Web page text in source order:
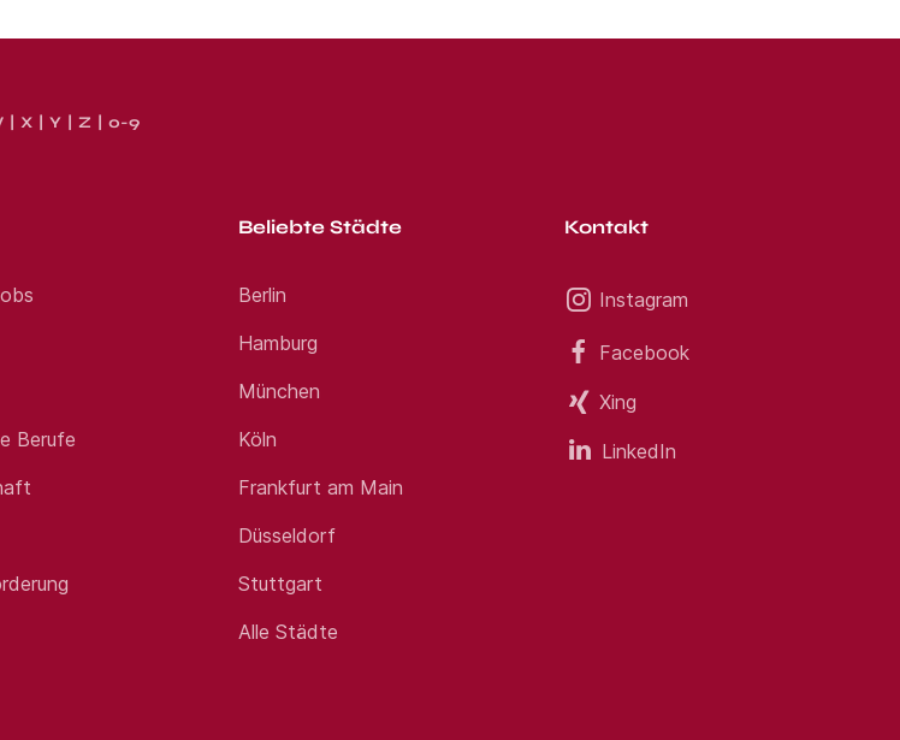
X Y Z 0-9
Berufe
Beliebte Städte
Berlin
Hamburg
München
Köln
Frankfurt am Main
Düsseldorf
Stuttgart
Alle Städte
Kontakt
Instagram
Facebook
Xing
LinkedIn